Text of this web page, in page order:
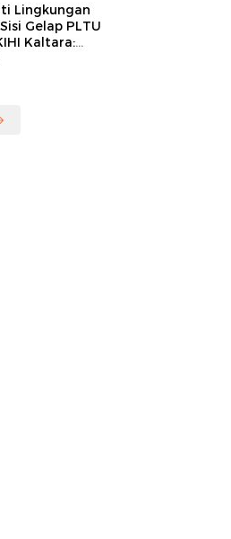
Lingkungan
Gelap PLTU
Kaltara:
Hanya